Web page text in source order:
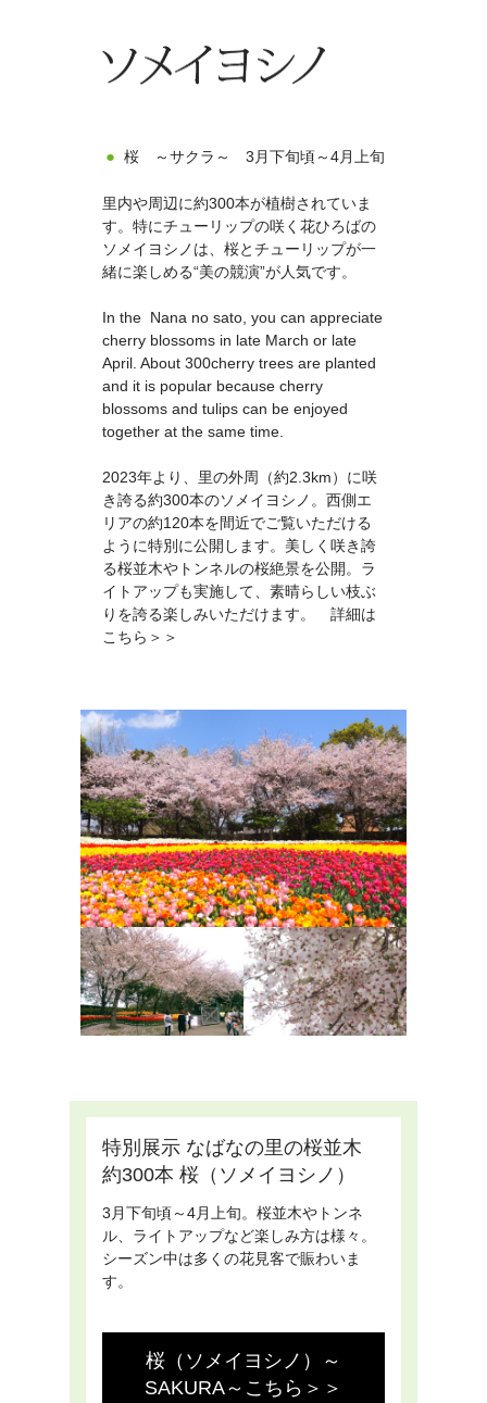
桜 ～サクラ～ 3月下旬頃～4月上旬
里内や周辺に約300本が植樹されていま
す。特にチューリップの咲く花ひろばの
ソメイヨシノは、桜とチューリップが一
緒に楽しめる“美の競演”が人気です。
In the Nana no sato, you can appreciate
cherry blossoms in late March or late
April. About 300cherry trees are planted
and it is popular because cherry
blossoms and tulips can be enjoyed
together at the same time.
2023年より、里の外周（約2.3km）に咲
き誇る約300本のソメイヨシノ。西側エ
リアの約120本を間近でご覧いただける
ように特別に公開します。美しく咲き誇
る桜並木やトンネルの桜絶景を公開。ラ
イトアップも実施して、素晴らしい枝ぶ
りを誇る楽しみいただけます。 詳細は
こちら＞＞
特別展示 なばなの里の桜並木
約300本 桜（ソメイヨシノ）
3月下旬頃～4月上旬。桜並木やトンネ
ル、ライトアップなど楽しみ方は様々。
シーズン中は多くの花見客で賑わいま
す。
桜（ソメイヨシノ）～
SAKURA～こちら＞＞